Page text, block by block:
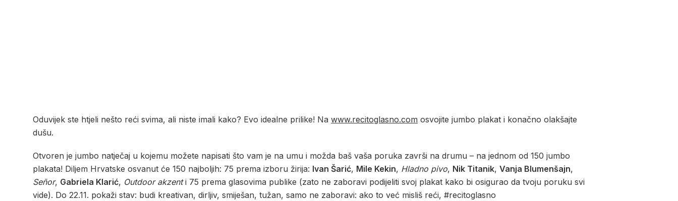
Oduvijek ste htjeli nešto reći svima, ali niste imali kako? Evo idealne prilike! Na www.recitoglasno.com osvojite jumbo plakat i konačno olakšajte
dušu.
Otvoren je jumbo natječaj u kojemu možete napisati što vam je na umu i možda baš vaša poruka završi na drumu – na jednom od 150 jumbo
plakata! Diljem Hrvatske osvanut će 150 najboljih: 75 prema izboru žirija: Ivan Šarić, Mile Kekin, Hladno pivo, Nik Titanik, Vanja Blumenšajn,
Señor, Gabriela Klarić, Outdoor akzenti 75 prema glasovima publike (zato ne zaboravi podijeliti svoj plakat kako bi osigurao da tvoju poruku svi
vide). Do 22.11. pokaži stav: budi kreativan, dirljiv, smiješan, tužan, samo ne zaboravi: ako to već misliš reći, #recitoglasno